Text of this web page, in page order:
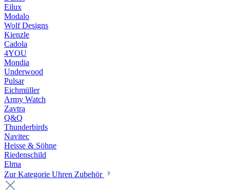
Eilux
Modalo
Wolf Designs
Kienzle
Cadola
4YOU
Mondia
Underwood
Pulsar
Eichmüller
Army Watch
Zavtra
Q&Q
Thunderbirds
Navitec
Heisse & Söhne
Riedenschild
Elma
Zur Kategorie Uhren Zubehör